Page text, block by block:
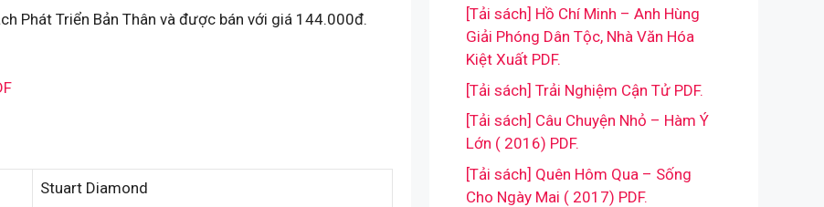
Phát Triển Bản Thân và được bán với giá 144.000đ.
Stuart Diamond
[Tải sách] Hồ Chí Minh – Anh Hùng
Giải Phóng Dân Tộc, Nhà Văn Hóa
Kiệt Xuất PDF.
[Tải sách] Trải Nghiệm Cận Tử PDF.
[Tải sách] Câu Chuyện Nhỏ – Hàm Ý
Lớn ( 2016) PDF.
[Tải sách] Quên Hôm Qua – Sống
Cho Ngày Mai ( 2017) PDF.